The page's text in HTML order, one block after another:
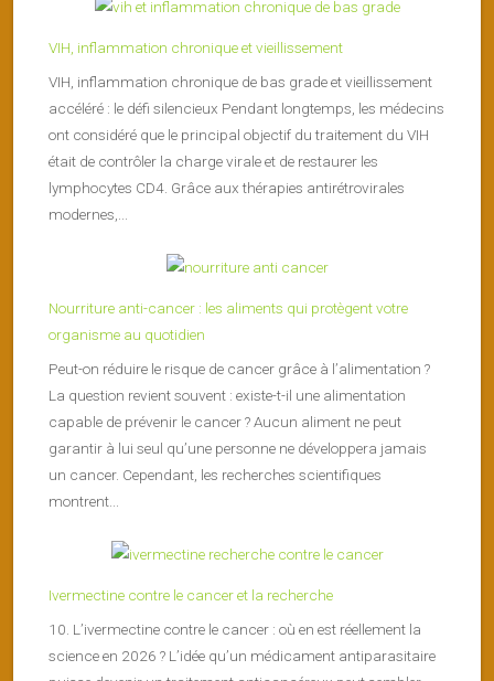
VIH, inflammation chronique et vieillissement
VIH, inflammation chronique de bas grade et vieillissement
accéléré : le défi silencieux Pendant longtemps, les médecins
ont considéré que le principal objectif du traitement du VIH
était de contrôler la charge virale et de restaurer les
lymphocytes CD4. Grâce aux thérapies antirétrovirales
modernes,...
Nourriture anti-cancer : les aliments qui protègent votre
organisme au quotidien
Peut-on réduire le risque de cancer grâce à l’alimentation ?
La question revient souvent : existe-t-il une alimentation
capable de prévenir le cancer ? Aucun aliment ne peut
garantir à lui seul qu’une personne ne développera jamais
un cancer. Cependant, les recherches scientifiques
montrent...
Ivermectine contre le cancer et la recherche
10. L’ivermectine contre le cancer : où en est réellement la
science en 2026 ? L’idée qu’un médicament antiparasitaire